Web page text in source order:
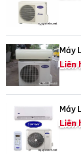
Máy
Liên
Máy
Liên